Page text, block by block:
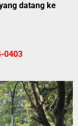
datang ke
0403